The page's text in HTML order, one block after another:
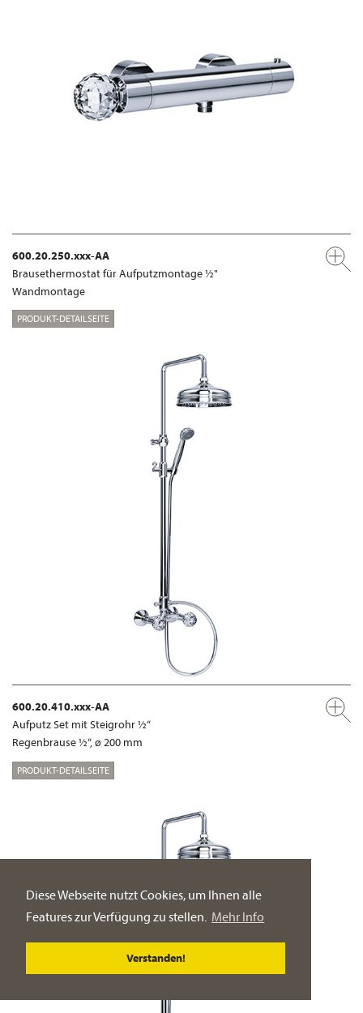
Diese Webseite nutzt Cookies, um Ihnen alle
Features zur Verfügung zu stellen. Mehr Info
Verstanden!
600.20.250.xxx-AA
Brausethermostat für Aufputzmontage ½"
Wandmontage
PRODUKT-DETAILSEITE
600.20.410.xxx-AA
Aufputz Set mit Steigrohr ½“
Regenbrause ½“, ø 200 mm
PRODUKT-DETAILSEITE